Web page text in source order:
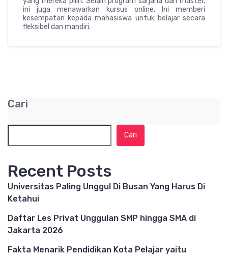
ini juga menawarkan kursus online. Ini memberi
kesempatan kepada mahasiswa untuk belajar secara
fleksibel dan mandiri.
Cari
Cari
Recent Posts
Universitas Paling Unggul Di Busan Yang Harus Di
Ketahui
Daftar Les Privat Unggulan SMP hingga SMA di
Jakarta 2026
Fakta Menarik Pendidikan Kota Pelajar yaitu